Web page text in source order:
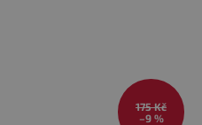
175 Kč
–9 %